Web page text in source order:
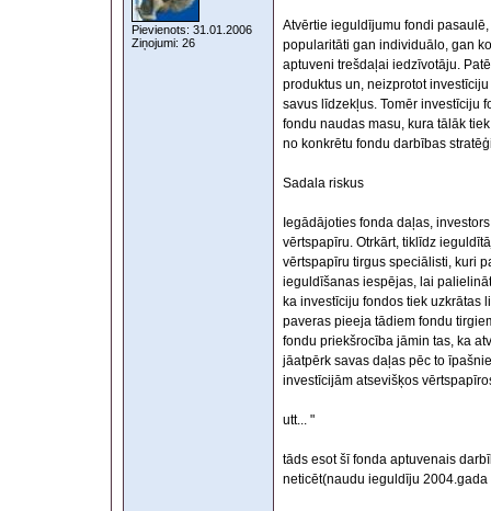
Pievienots: 31.01.2006
Ziņojumi: 26
Atvērtie ieguldījumu fondi
popularitāti gan individuālo, gan
aptuveni trešdaļai iedzīvotāju.
produktus un, neizprotot
savus līdzekļus. Tomēr investīciju
fondu naudas masu, kura tālāk
no konkrētu fondu darbības
Sadala riskus
Iegādājoties fonda daļas,
vērtspapīru. Otrkārt, tiklīdz
vērtspapīru tirgus speciālisti, kuri
ieguldīšanas iespējas, lai
ka investīciju fondos tiek uzkrātas
paveras pieeja tādiem fondu
fondu priekšrocība jāmin tas, ka
jāatpērk savas daļas pēc to
investīcijām atsevišķos
utt... "
tāds esot šī fonda aptuvenais
neticēt(naudu ieguldīju 2004.gada